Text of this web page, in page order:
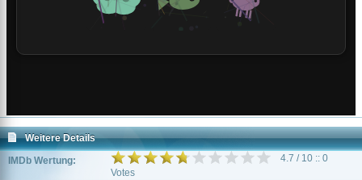
Weitere Details
IMDb Wertung:
4.7 / 10 :: 0
Votes